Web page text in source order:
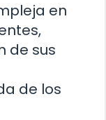
en
de sus
de los